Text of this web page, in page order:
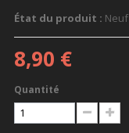
État du produit : Neuf
8,90 €
Quantité